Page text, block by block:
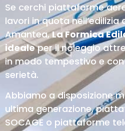
Se cerchi piattaforme
lavori in quota nell’edilizia
Amantea,La Formica
idealeper il noleggio
in modo tempestivo e
serietà.
Abbiamo a disposizione
ultima generazione,
SOCAGE o piattaforme